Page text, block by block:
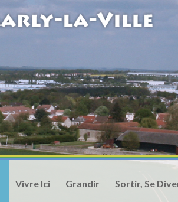
Vivre Ici Grandir Sortir, Se